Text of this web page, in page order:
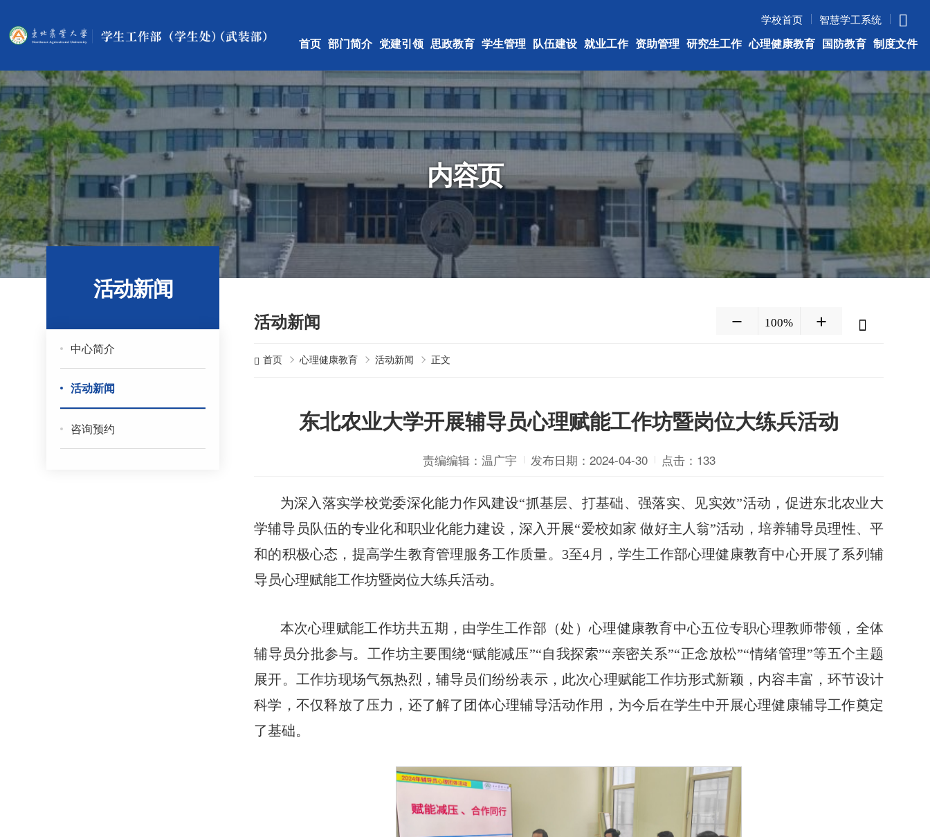
学校首页 智慧学工系统
首页 部门简介 党建引领 思政教育 学生管理 队伍建设 就业工作 资助管理 研究生工作 心理健康教育 国防教育 制度文件
内容页
活动新闻
中心简介
活动新闻
咨询预约
活动新闻 100%
首页 心理健康教育 活动新闻 正文
东北农业大学开展辅导员心理赋能工作坊暨岗位大练兵活动
责编编辑：温广宇 发布日期：2024-04-30 点击： 133
为深入落实学校党委深化能力作风建设“抓基层、打基础、强落实、见实效”活动，促进东北农业大
学辅导员队伍的专业化和职业化能力建设，深入开展“爱校如家 做好主人翁”活动，培养辅导员理性、平
和的积极心态，提高学生教育管理服务工作质量。3至4月，学生工作部心理健康教育中心开展了系列辅
导员心理赋能工作坊暨岗位大练兵活动。
本次心理赋能工作坊共五期，由学生工作部（处）心理健康教育中心五位专职心理教师带领，全体
辅导员分批参与。工作坊主要围绕“赋能减压”“自我探索”“亲密关系”“正念放松”“情绪管理”等五个主题
展开。工作坊现场气氛热烈，辅导员们纷纷表示，此次心理赋能工作坊形式新颖，内容丰富，环节设计
科学，不仅释放了压力，还了解了团体心理辅导活动作用，为今后在学生中开展心理健康辅导工作奠定
了基础。